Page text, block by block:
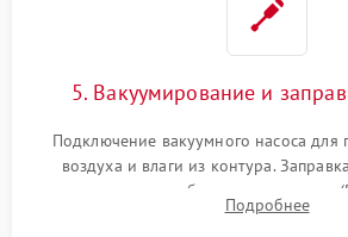
5. Вакуумирование и
Подключение вакуумного насоса для
воздуха и влаги из контура.
дозированным объемом хладагента
электронным весам. Контроль рабочего
Подробнее